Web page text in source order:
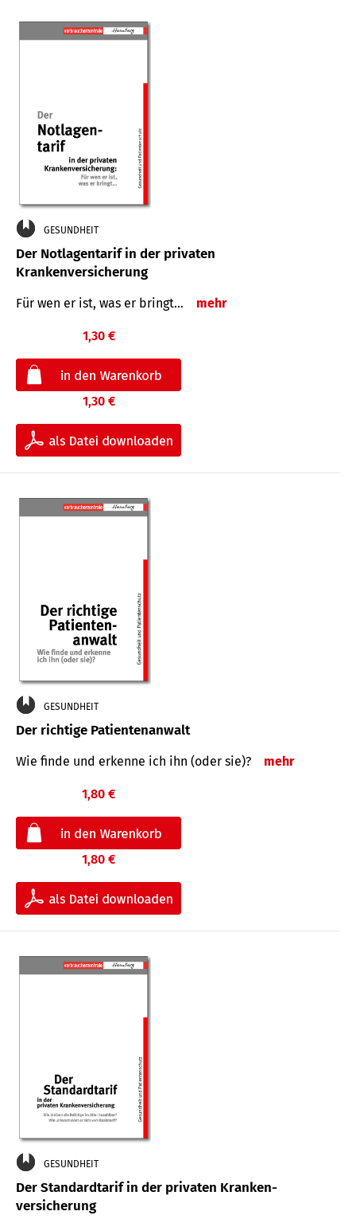
GESUNDHEIT
Der Notlagentarif in der privaten
Krankenversicherung
Für wen er ist, was er bringt… mehr
1,30 €
1,30 €
GESUNDHEIT
Der richtige Patientenanwalt
Wie finde und erkenne ich ihn (oder sie)? mehr
1,80 €
1,80 €
GESUNDHEIT
Der Standard­tarif in der privaten Kranken­
versicherung